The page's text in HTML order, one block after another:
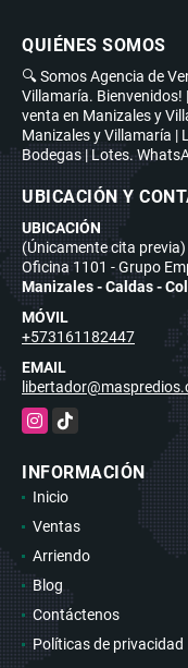
QUIÉNES SOMOS
🔍 Somos Agencia de
Villamaría.
venta en Manizales y
Manizales y Villamaría |
Bodegas | Lotes.
UBICACIÓN Y
UBICACIÓN
(Únicamente cita
Oficina 1101 - Grupo
Manizales - Caldas -
MÓVIL
+573161182447
EMAIL
Instagram
TikTok
INFORMACIÓN
Inicio
Ventas
Arriendo
Blog
Contáctenos
Políticas de privacidad